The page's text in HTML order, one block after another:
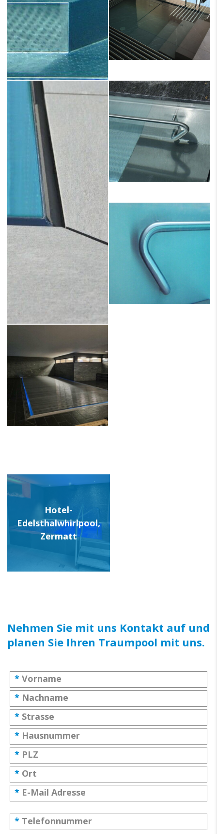
Hotel-
Edelsthalwhirlpool,
Zermatt
Nehmen Sie mit uns Kontakt auf und
planen Sie Ihren Traumpool mit uns.
Vorname
*
Nachname
*
Strasse
*
Hausnummer
*
PLZ
*
Ort
*
E-Mail Adresse
*
Telefonnummer
*